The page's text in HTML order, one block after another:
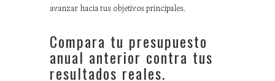
avanzar hacia tus objetivos principales.
Compara tu presupuesto
anual anterior contra tus
resultados reales.